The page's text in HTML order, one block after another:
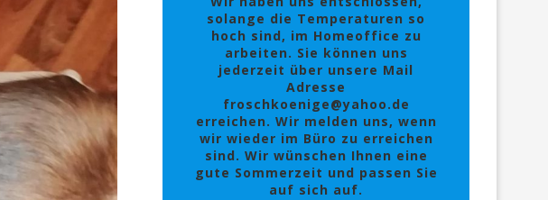
solange die Temperaturen so
hoch sind, im Homeoffice zu
arbeiten. Sie können uns
jederzeit über unsere Mail
Adresse
froschkoenige@yahoo.de
erreichen. Wir melden uns, wenn
wir wieder im Büro zu erreichen
sind. Wir wünschen Ihnen eine
gute Sommerzeit und passen Sie
auf sich auf.